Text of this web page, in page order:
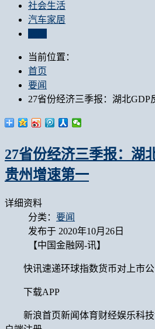
社会生活
汽车家居
当前位置：
首页
要闻
27省份经济三季报：湖北
27省份经济三季报：湖
贵州增速第一
详细资料
分类： 要闻
发布于 2020年10月26日
【中国金融网-讯】
快讯速递环球指数货币对上市公
下载APP
新浪首页新闻体育财经娱乐科技